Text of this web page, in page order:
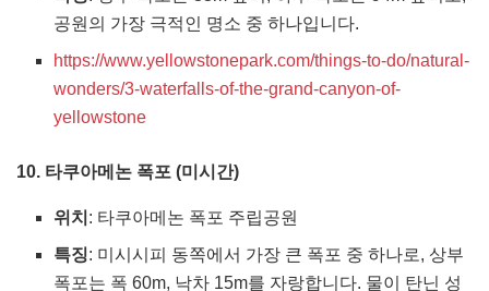
공원의 가장 극적인 명소 중 하나입니다.
https://www.yellowstonepark.com/things-to-do/natural-
wonders/3-waterfalls-of-the-grand-canyon-of-
yellowstone
10. 타쿠아메논 폭포 (미시간)
위치 : 타쿠아메논 폭포 주립공원
특징: 미시시피 동쪽에서 가장 큰 폭포 중 하나로, 상부
폭포는 폭 60m, 낙차 15m를 자랑합니다. 물이 탄닌 성